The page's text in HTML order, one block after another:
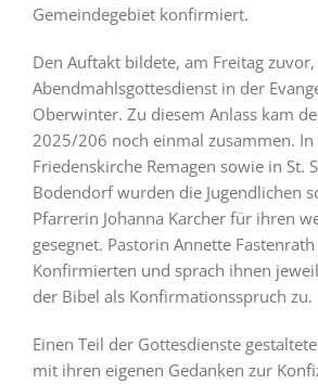
Gemeindegebiet konfirmiert.
Den Auftakt bildete, am Freitag zuvor,
Abendmahlsgottesdienst in der
Oberwinter. Zu diesem Anlass kam
2025/206 noch einmal zusammen. In
Friedenskirche Remagen sowie in St.
Bodendorf wurden die Jugendlichen
Pfarrerin Johanna Karcher für ihren
gesegnet. Pastorin Annette
Konfirmierten und sprach ihnen
der Bibel als Konfirmationsspruch zu.
Einen Teil der Gottesdienste
mit ihren eigenen Gedanken zur